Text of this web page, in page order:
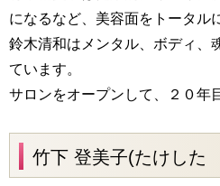
になるなど、美容面をトータル
鈴木清和はメンタル、ボディ、
ています。
サロンをオープンして、２０年
竹下 登美子(たけし